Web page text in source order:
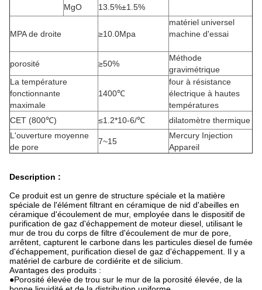
MgO
13.5%±1.5%
MPA de droite ≥10.0Mpa
matériel universel
machine d'essai
porosité ≥50%
Méthode
gravimétrique
La température
fonctionnante
maximale
1400℃
four à résistance
électrique à hautes
températures
CET (800℃)
≤1.2*10-6/℃
dilatomètre thermique
L'ouverture moyenne
de pore
7~15
Mercury Injection
Appareil
Description :
Ce produit est un genre de structure spéciale et la matière
spéciale de l'élément filtrant en céramique de nid d'abeilles en
céramique d'écoulement de mur, employée dans le dispositif de
purification de gaz d'échappement de moteur diesel, utilisant le
mur de trou du corps de filtre d'écoulement de mur de pore,
arrêtent, capturent le carbone dans les particules diesel de fumée
d'échappement, purification diesel de gaz d'échappement. Il y a
matériel de carbure de cordiérite et de silicium.
Avantages des produits :
●Porosité élevée de trou sur le mur de la porosité élevée, de la